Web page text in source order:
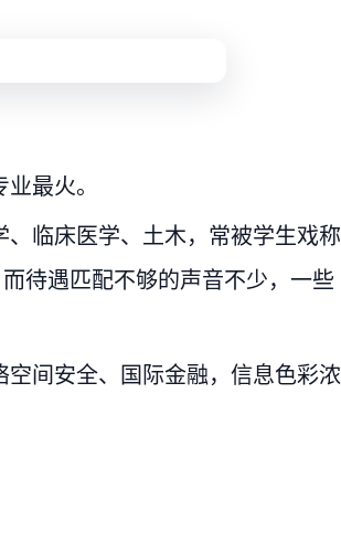
最火。
临床医学、土木，常被学生戏称
待遇匹配不够的声音不少，一些
间安全、国际金融，信息色彩浓